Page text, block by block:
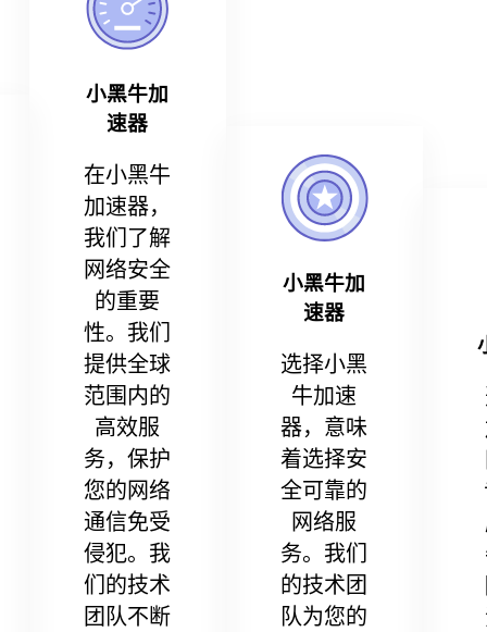
小黑牛加
速器
在小黑牛
加速器，
我们了解
网络安全
的重要
性。我们
提供全球
范围内的
高效服
务，保护
您的网络
通信免受
侵犯。我
们的技术
团队不断
小黑牛加
速器
选择小黑
牛加速
器，意味
着选择安
全可靠的
网络服
务。我们
的技术团
队为您的